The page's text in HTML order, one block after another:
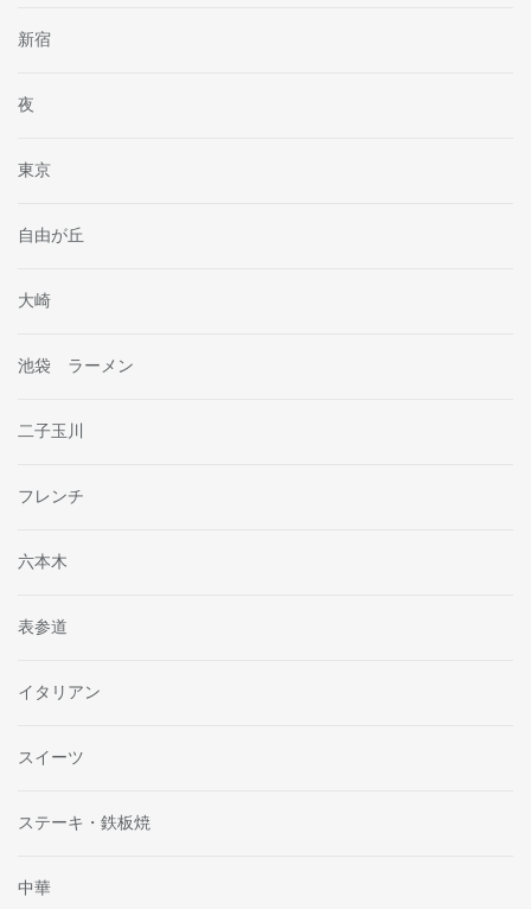
新宿
夜
東京
自由が丘
大崎
池袋 ラーメン
二子玉川
フレンチ
六本木
表参道
イタリアン
スイーツ
ステーキ・鉄板焼
中華